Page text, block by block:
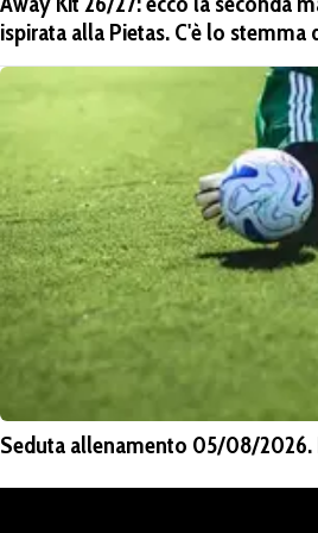
ispirata alla Pietas. C'è lo stemma
Seduta allenamento 05/08/2026.